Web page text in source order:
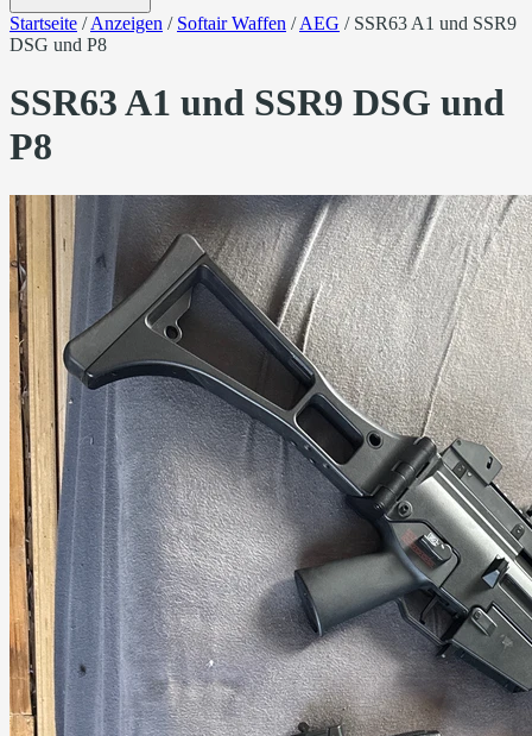
Startseite /Anzeigen / Softair Waffen /AEG / SSR63 A1 und SSR9
DSG und P8
SSR63 A1 und SSR9 DSG und
P8